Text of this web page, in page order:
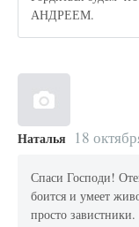
АНДРЕЕМ.
Наталья 18
Спаси Господи!
боится и умеет
просто